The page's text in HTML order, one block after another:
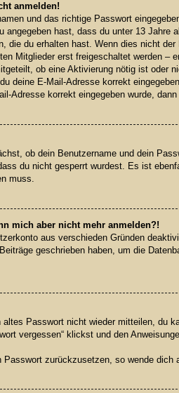
anmelden!
und das richtige Passwort
angegeben hast, dass du unter 13 Jahre
die du erhalten hast. Wenn dies nicht
Mitglieder erst freigeschaltet werden –
ob eine Aktivierung nötig ist oder
deine E-Mail-Adresse korrekt
Adresse korrekt eingegeben wurde,
ob dein Benutzername und dein
du nicht gesperrt wurdest. Es ist
muss.
mich aber nicht mehr anmelden?!
aus verschieden Gründen
geschrieben haben, um die
Passwort nicht wieder mitteilen, du
vergessen“ klickst und den
zurückzusetzen, so wende dich